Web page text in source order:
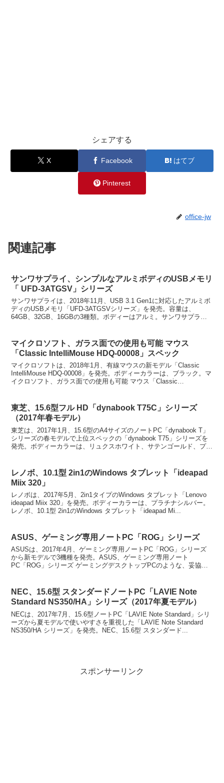
シェアする
X Facebook はてブ
Pinterest
office-jw
関連記事
サンワサプライ、シンプルなアルミボディのUSBメモリ
「 UFD-3ATGSV」シリーズ
サンワサプライは、2018年11月、USB 3.1 Gen1に対応したアルミボ
ディのUSBメモリ「UFD-3ATGSVシリーズ」を発売。容量は、
64GB、32GB、16GBの3種類。ボディーはアルミ。サンワサプラ
マイクロソフト、ガラス面での使用も可能 マウス
「Classic IntelliMouse HDQ-00008」スペック
マイクロソフトは、2018年1月、有線マウスの新モデル「Classic
IntelliMouse HDQ-00008」を発売。ボディーカラーは、ブラック。マ
イクロソフト、ガラス面での使用も可能 マウス「Classic
東芝、15.6型フル HD「dynabook T75C」シリーズ
（2017年春モデル）
東芝は、2017年1月、15.6型のA4サイズのノートPC「dynabook T」
シリーズの春モデルで上位スペックの「dynabook T75」シリーズを
発売。ボディーカラーは、リュクスホワイト、サテンゴールド、プレ
レノボ、10.1型 2in1のWindows タブレット「ideapad
Miix 320」
レノボは、2017年5月、2in1タイプのWindows タブレット「Lenovo
ideapad Miix 320」を発売。ボディーカラーは、プラチナシルバー。
レノボ、10.1型 2in1のWindows タブレット「ideapad Mi...
ASUS、ゲーミング専用ノートPC「ROG」シリーズ
ASUSは、2017年4月、ゲーミング専用ノートPC「ROG」シリーズ
から新モデルで3機種を発売。ASUS、ゲーミング専用ノート
PC「ROG」シリーズ ゲーミングデスクトップPCのような、妥協の
NEC、15.6型 スタンダードノートPC「LAVIE Note
Standard NS350/HA」シリーズ（2017年夏モデル）
NECは、2017年7月、15.6型ノートPC「LAVIE Note Standard」シリ
ーズから夏モデルで使いやすさを重視した「LAVIE Note Standard
NS350/HA シリーズ」を発売。NEC、15.6型 スタンダード...
スポンサーリンク